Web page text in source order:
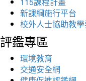
新課綱施行平台
校外人士協助教
評鑑專區
環境教育
交通安全網